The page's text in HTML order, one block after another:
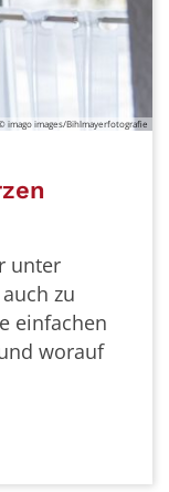
imago images/Bihlmayerfotografie
unter
zu
einfachen
worauf